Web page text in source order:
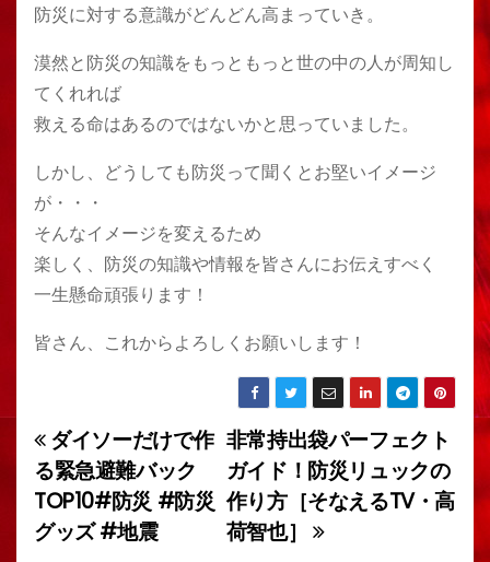
防災に対する意識がどんどん高まっていき。
漠然と防災の知識をもっともっと世の中の人が周知し
てくれれば
救える命はあるのではないかと思っていました。
しかし、どうしても防災って聞くとお堅いイメージ
が・・・
そんなイメージを変えるため
楽しく、防災の知識や情報を皆さんにお伝えすべく
一生懸命頑張ります！
皆さん、これからよろしくお願いします！
投
稿
ナ
非常持出袋パーフェクト
ガイド！防災リュックの
作り方［そなえるTV・高
荷智也］
ダイソーだけで作
る緊急避難バック
TOP10#防災 #防災
グッズ #地震